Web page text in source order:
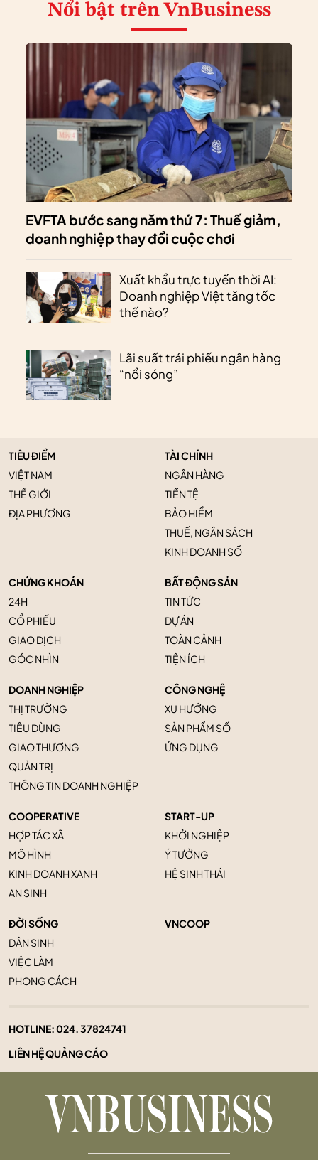
Nổi bật trên VnBusiness
EVFTA bước sang năm thứ 7: Thuế giảm,
doanh nghiệp thay đổi cuộc chơi
Xuất khẩu trực tuyến thời AI:
Doanh nghiệp Việt tăng tốc
thế nào?
Lãi suất trái phiếu ngân hàng
“nổi sóng”
TIÊU ĐIỂM
VIỆT NAM
THẾ GIỚI
ĐỊA PHƯƠNG
TÀI CHÍNH
NGÂN HÀNG
TIỀN TỆ
BẢO HIỂM
THUẾ, NGÂN SÁCH
KINH DOANH SỐ
CHỨNG KHOÁN
24H
CỔ PHIẾU
GIAO DỊCH
GÓC NHÌN
BẤT ĐỘNG SẢN
TIN TỨC
DỰ ÁN
TOÀN CẢNH
TIỆN ÍCH
DOANH NGHIỆP
THỊ TRƯỜNG
TIÊU DÙNG
GIAO THƯƠNG
QUẢN TRỊ
THÔNG TIN DOANH NGHIỆP
CÔNG NGHỆ
XU HƯỚNG
SẢN PHẨM SỐ
ỨNG DỤNG
COOPERATIVE
HỢP TÁC XÃ
MÔ HÌNH
KINH DOANH XANH
AN SINH
START-UP
KHỞI NGHIỆP
Ý TƯỞNG
HỆ SINH THÁI
ĐỜI SỐNG
DÂN SINH
VIỆC LÀM
PHONG CÁCH
VNCOOP
HOTLINE:024. 37824741
LIÊN HỆ QUẢNG CÁO